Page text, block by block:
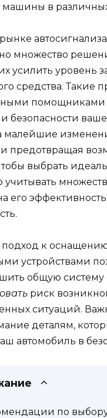
машины в
множество
усилить уровень
средства. Такие
помощниками
безопасности
малейшие
предотвращая
выбрать
его
подход к
устройствами
общую систему
риск
ситуаций.
деталям,
автомобиль в
по